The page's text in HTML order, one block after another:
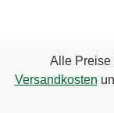
Alle Preise
Versandkosten